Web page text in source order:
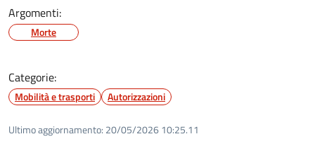
Argomenti:
Morte
Categorie:
Mobilità e trasporti Autorizzazioni
Ultimo aggiornamento: 20/05/2026 10:25.11